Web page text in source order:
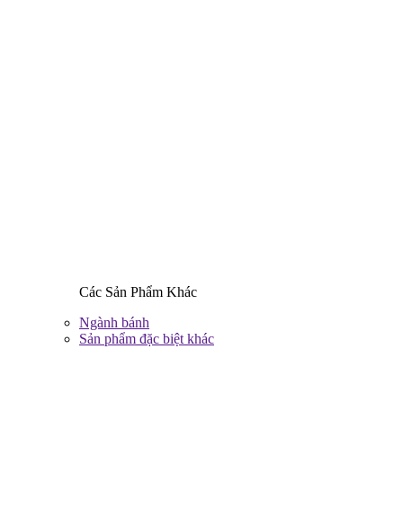
Các Sản Phẩm Khác
Ngành bánh
Sản phẩm đặc biệt khác